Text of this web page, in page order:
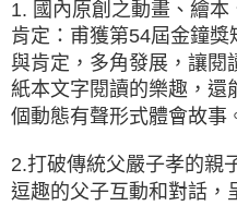
1. 國內原創之動畫、繪
肯定：甫獲第54屆金鐘
與肯定，多角發展，讓閱
紙本文字閱讀的樂趣，還
個動態有聲形式體會故事
2.打破傳統父嚴子孝的親
逗趣的父子互動和對話，